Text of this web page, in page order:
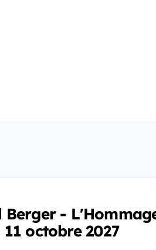
Berger -
octobre 2027